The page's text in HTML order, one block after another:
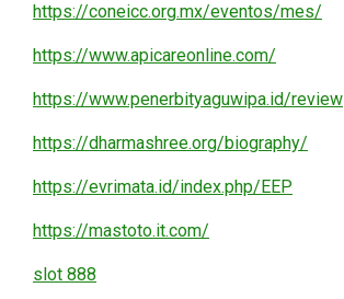
https://coneicc.org.mx/eventos/mes/
https://www.apicareonline.com/
https://www.penerbityaguwipa.id/review
https://dharmashree.org/biography/
https://evrimata.id/index.php/EEP
https://mastoto.it.com/
slot 888